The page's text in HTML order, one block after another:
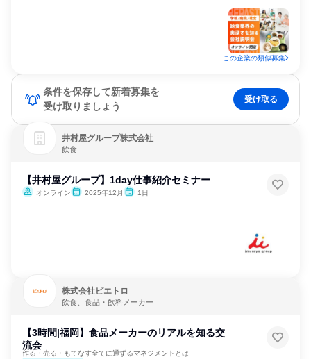
この企業の類似募集
条件を保存して新着募集を
受け取りましょう
受け取る
井村屋グループ株式会社
飲食
【井村屋グループ】1day仕事紹介セミナー
オンライン 2025年12月 1日
株式会社ピエトロ
飲食、食品・飲料メーカー
【3時間|福岡】食品メーカーのリアルを知る交
流会
作る・売る・もてなす全てに通ずるマネジメントとは